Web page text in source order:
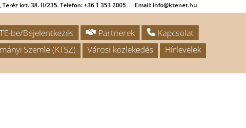
Teréz krt. 38. II/235. Telefon: +36 1 353 2005 Email: info@ktenet.hu
be/Bejelentkezés Partnerek
Kapcsolat
Szemle (KTSZ) Városi közlekedés Hírlevelek